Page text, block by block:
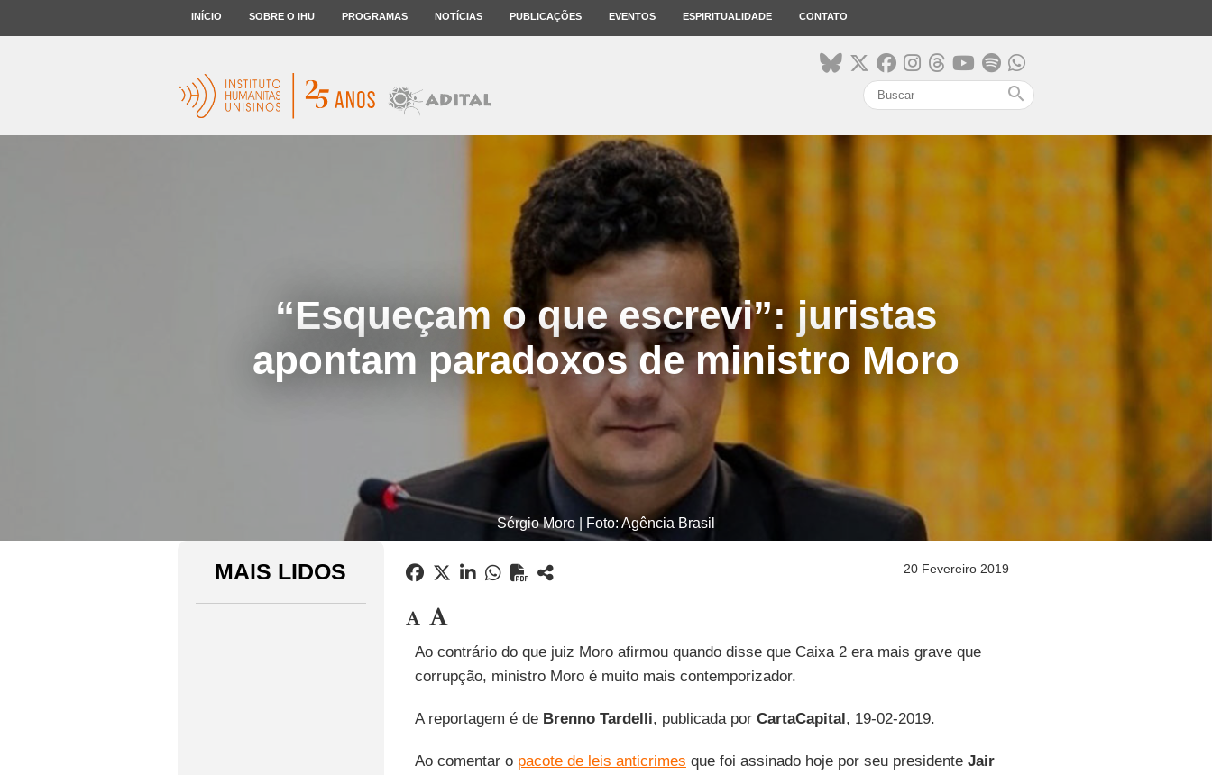
INÍCIO SOBRE O IHU PROGRAMAS NOTÍCIAS PUBLICAÇÕES EVENTOS ESPIRITUALIDADE CONTATO
search
“Esqueçam o que escrevi”: juristas
apontam paradoxos de ministro Moro
Sérgio Moro | Foto: Agência Brasil
MAIS LIDOS 20 Fevereiro 2019
Ao contrário do que juiz Moro afirmou quando disse que Caixa 2 era mais grave que
corrupção, ministro Moro é muito mais contemporizador.
A reportagem é de Brenno Tardelli, publicada por CartaCapital, 19-02-2019.
Ao comentar o pacote de leis anticrimes que foi assinado hoje por seu presidente Jair